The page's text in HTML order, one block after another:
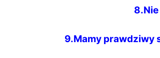
9.Mamy prawdziwy